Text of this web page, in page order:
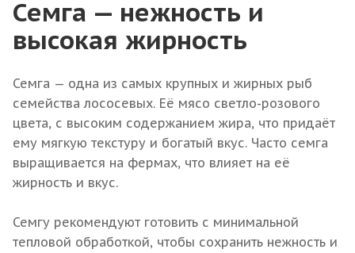
Семга — нежность и
высокая жирность
Семга — одна из самых крупных и жирных рыб
семейства лососевых. Её мясо светло-розового
цвета, с высоким содержанием жира, что придаёт
ему мягкую текстуру и богатый вкус. Часто семга
выращивается на фермах, что влияет на её
жирность и вкус.
Семгу рекомендуют готовить с минимальной
тепловой обработкой, чтобы сохранить нежность и